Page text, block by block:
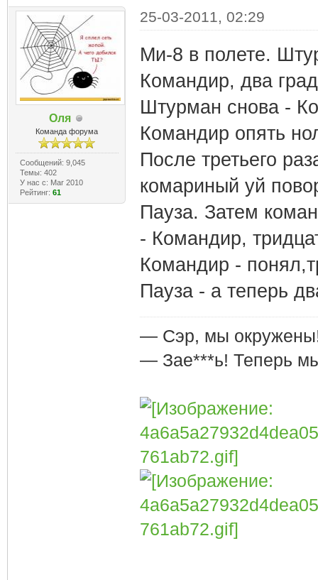
Оля
Команда форума
Сообщений: 9,045
Темы: 402
У нас с: Mar 2010
Рейтинг: 61
25-03-2011, 02:29
Ми-8 в полете.
Командир, два
Штурман снова -
Командир опять
После третьего
комариный уй
Пауза. Затем
- Командир,
Командир -
Пауза - а теперь
— Сэр, мы
— Зае***ь! Теперь